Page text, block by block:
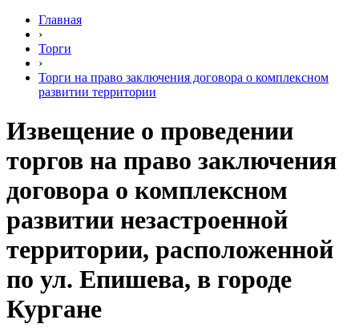
Главная
›
Торги
›
Торги на право заключения договора о комплексном
развитии территории
Извещение о проведении
торгов на право заключения
договора о комплексном
развитии незастроенной
территории, расположенной
по ул. Епишева, в городе
Кургане